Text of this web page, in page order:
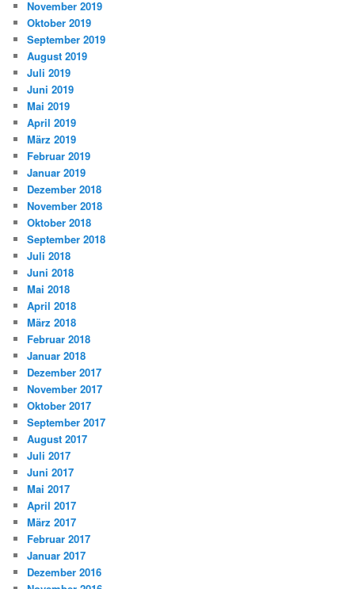
November 2019
Oktober 2019
September 2019
August 2019
Juli 2019
Juni 2019
Mai 2019
April 2019
März 2019
Februar 2019
Januar 2019
Dezember 2018
November 2018
Oktober 2018
September 2018
Juli 2018
Juni 2018
Mai 2018
April 2018
März 2018
Februar 2018
Januar 2018
Dezember 2017
November 2017
Oktober 2017
September 2017
August 2017
Juli 2017
Juni 2017
Mai 2017
April 2017
März 2017
Februar 2017
Januar 2017
Dezember 2016